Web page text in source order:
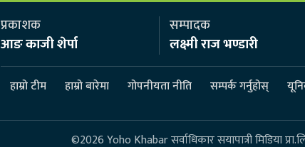
प्रकाशक
आङ काजी शेर्पा
सम्पादक
लक्ष्मी राज भण्डारी
हाम्रो टीम हाम्रो बारेमा गोपनीयता नीति सम्पर्क गर्नुहोस्
©2026 Yoho Khabar सर्वाधिकार सयापात्री मिडिया